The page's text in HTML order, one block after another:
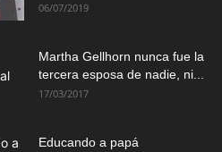
06/07/2019
Martha Gellhorn nunca fue la
tercera esposa de nadie, ni...
17/03/2017
Educando a papá